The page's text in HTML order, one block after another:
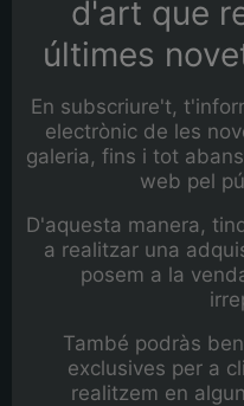
d'art que
últimes
En subscriure't,
electrònic de les
galeria, fins i tot
web pel
D'aquesta manera,
a realitzar una
posem a la
També podràs
exclusives per a
realitzem en